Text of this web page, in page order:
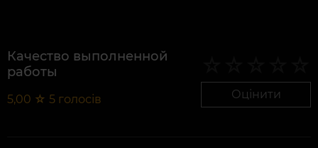
Качество выполненной
работы
5,00 ☆ 5 голосів Оцінити